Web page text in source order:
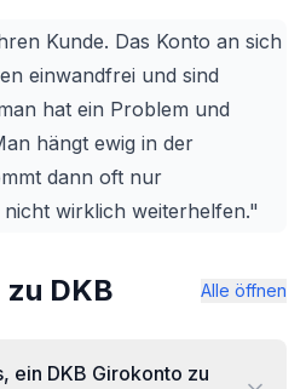
Kunde. Das Konto an sich
einwandfrei und sind
hat ein Problem und
hängt ewig in der
dann oft nur
wirklich weiterhelfen."
DKB Alle öffnen
ein DKB Girokonto zu